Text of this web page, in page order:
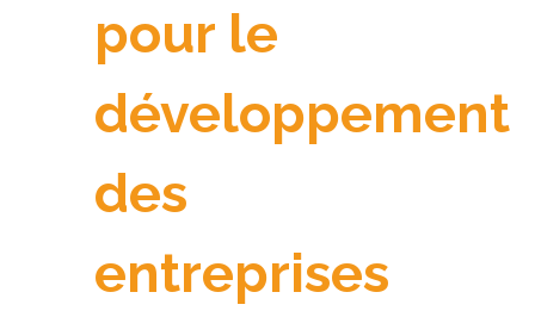
pour le
développement
des
entreprises